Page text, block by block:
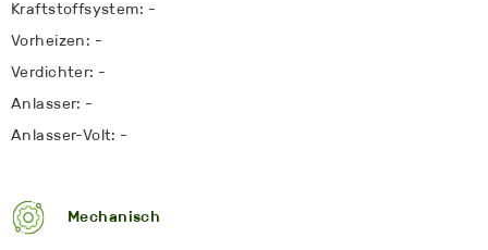
Kraftstoffsystem: -
Vorheizen: -
Verdichter: -
Anlasser: -
Anlasser-Volt: -
Mechanisch